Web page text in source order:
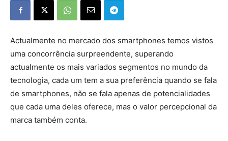
Actualmente no mercado dos smartphones temos vistos
uma concorrência surpreendente, superando
actualmente os mais variados segmentos no mundo da
tecnologia, cada um tem a sua preferência quando se fala
de smartphones, não se fala apenas de potencialidades
que cada uma deles oferece, mas o valor percepcional da
marca também conta.